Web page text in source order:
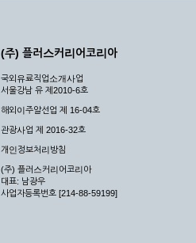
(주) 플러스커리어코리아
국외유료직업소개사업
서울강남 유 제2010-6호
해외이주알선업 제 16-04호
관광사업 제 2016-32호
개인정보처리방침
(주) 플러스커리어코리아
대표: 남광우
사업자등록번호 [214-88-59199]